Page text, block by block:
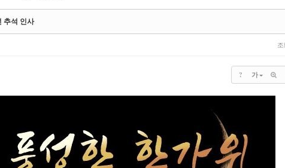
추석 인사
조
? 가